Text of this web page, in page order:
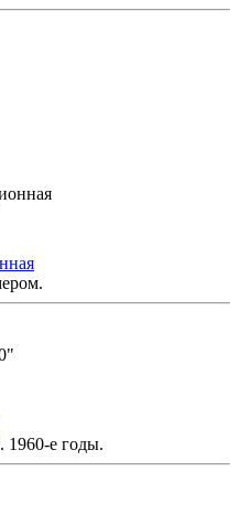
1960-е годы.